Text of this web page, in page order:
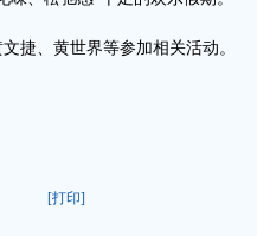
捷、黄世界等参加相关活动。
[打印]